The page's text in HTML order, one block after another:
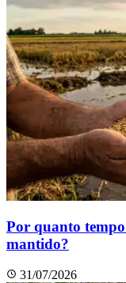
Por quanto
mantido?
31/07/2026